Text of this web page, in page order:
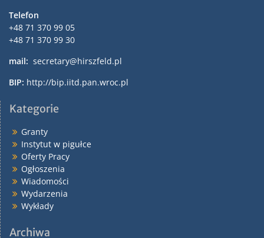
Telefon
+48 71 370 99 05
+48 71 370 99 30
mail: secretary@hirszfeld.pl
BIP: http://bip.iitd.pan.wroc.pl
Kategorie
Granty
Instytut w pigułce
Oferty Pracy
Ogłoszenia
Wiadomości
Wydarzenia
Wykłady
Archiwa